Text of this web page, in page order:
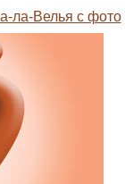
ла-Велья с фото